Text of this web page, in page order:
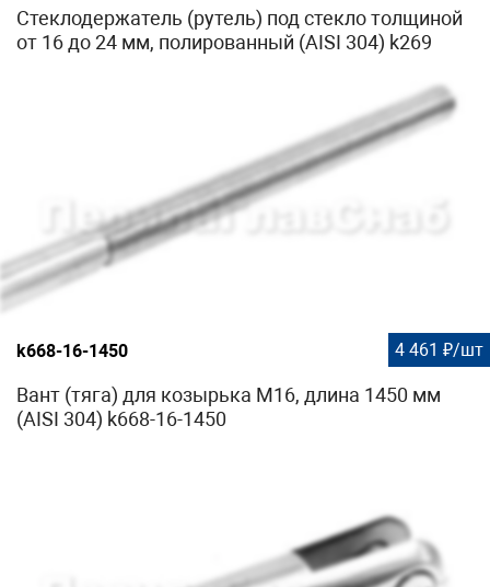
Стеклодержатель (рутель) под стекло толщиной
от 16 до 24 мм, полированный (AISI 304) k269
k668-16-1450 4 461 ₽/шт
Вант (тяга) для козырька М16, длина 1450 мм
(AISI 304) k668-16-1450